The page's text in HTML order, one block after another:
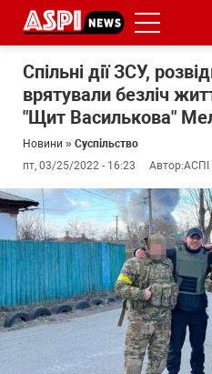
Спільні дії ЗСУ,
врятували безліч
"Щит Василькова"
Новини » Суспільство
пт, 03/25/2022 - 16:23
Автор:АСПІ
#ООС
#боротьба
з
корупцією
#ДФС